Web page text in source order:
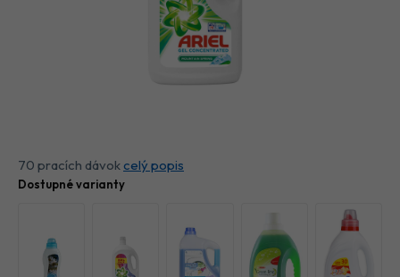
70 pracích dávokcelý popis
Dostupné varianty